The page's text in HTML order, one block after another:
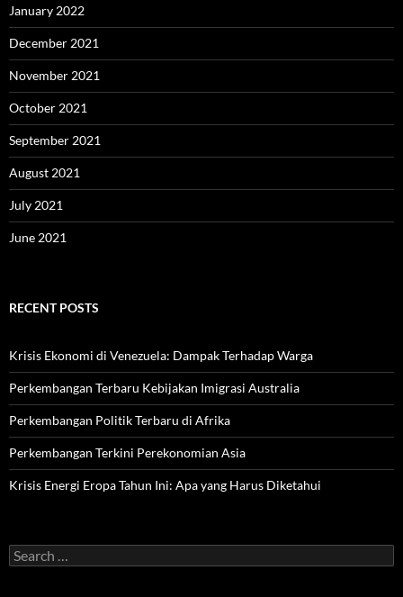
January 2022
December 2021
November 2021
October 2021
September 2021
August 2021
July 2021
June 2021
RECENT POSTS
Krisis Ekonomi di Venezuela: Dampak Terhadap Warga
Perkembangan Terbaru Kebijakan Imigrasi Australia
Perkembangan Politik Terbaru di Afrika
Perkembangan Terkini Perekonomian Asia
Krisis Energi Eropa Tahun Ini: Apa yang Harus Diketahui
Search
for: